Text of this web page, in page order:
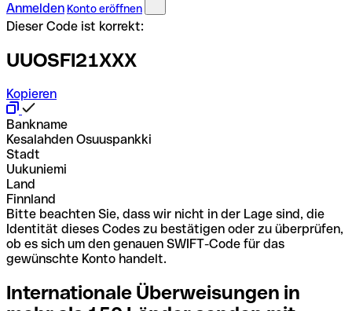
Anmelden Konto eröffnen
Dieser Code ist korrekt:
UUOSFI21XXX
Kopieren
Bankname
Kesalahden Osuuspankki
Stadt
Uukuniemi
Land
Finnland
Bitte beachten Sie, dass wir nicht in der Lage sind, die
Identität dieses Codes zu bestätigen oder zu überprüfen,
ob es sich um den genauen SWIFT-Code für das
gewünschte Konto handelt.
Internationale Überweisungen in